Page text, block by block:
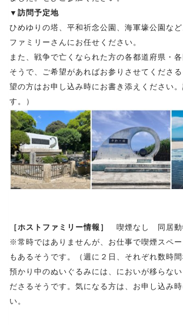
▼訪問予定地
ひめゆりの塔、平和祈念公園、海軍壕公園な
ファミリーさんにお任せください。
また、戦争で亡くなられた方の各都道府県・
そうで、ご希望があればお参りさせてくださ
望の方はお申し込み時にお書き添えください
す。）
［ホストファミリー情報］
喫煙なし 同居動
※常時ではありませんが、お仕事で喫煙スペー
もあるそうです。（週に２日、それぞれ数時間
預かり中のぬいぐるみには、においが移らない
ださるそうです。気になる方は、お申し込み
い。